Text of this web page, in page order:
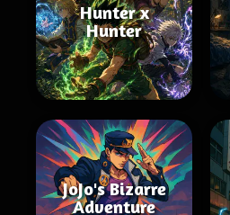
Hunter x
Hunter
JoJo's Bizarre
Adventure